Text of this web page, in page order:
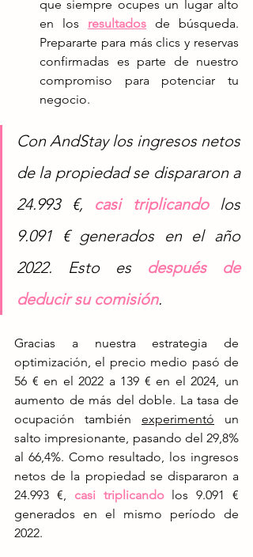
que siempre ocupes un lugar alto
en los resultados de búsqueda.
Prepararte para más clics y reservas
confirmadas es parte de nuestro
compromiso para potenciar tu
negocio.
Con AndStay los ingresos netos
de la propiedad se dispararon a
24.993 €,
casi triplicando
los
9.091 € generados en el año
2022. Esto es después de
deducir su comisión.
Gracias a nuestra estrategia de
optimización, el precio medio pasó de
56 € en el 2022 a 139 € en el 2024, un
aumento de más del doble. La tasa de
ocupación también
experimentó un
salto impresionante, pasando del 29,8%
al 66,4%. Como resultado, los ingresos
netos de la propiedad se dispararon a
24.993 €,
casi triplicando
los 9.091 €
generados en el mismo período de
2022.